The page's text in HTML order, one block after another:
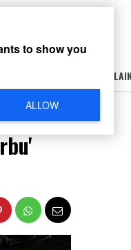
LAIN-LAIN
to show you
ALLOW